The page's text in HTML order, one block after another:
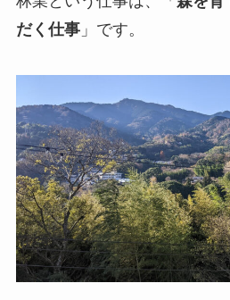
だく仕事」です。